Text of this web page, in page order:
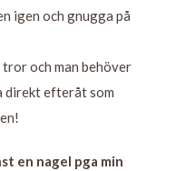
igen och gnugga på
och man behöver
direkt efteråt som
en nagel pga min